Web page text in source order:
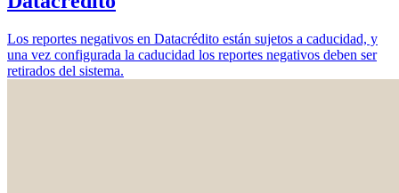
Los reportes negativos en Datacrédito están sujetos a caducidad, y
una vez configurada la caducidad los reportes negativos deben ser
retirados del sistema.